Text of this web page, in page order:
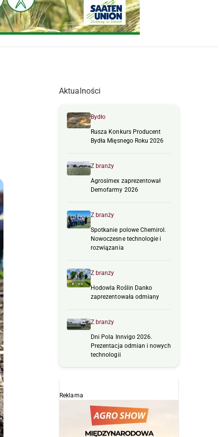
Aktualności
Bydło
Rusza Konkurs Producent
Bydła Mięsnego Roku 2026
Z branży
Agrosimex zaprezentował
Demofarmy 2026
Z branży
Spotkanie polowe Chemirol.
Nowoczesne technologie i
rozwiązania
Z branży
Hodowla Roślin Danko
zaprezentowała odmiany
Z branży
Dni Pola Innvigo 2026.
Prezentacja odmian i nowych
technologii
Reklama